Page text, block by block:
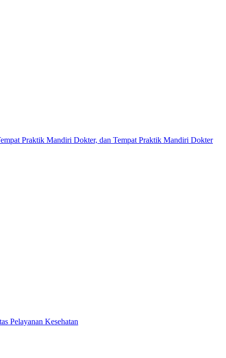
Praktik Mandiri Dokter, dan Tempat Praktik Mandiri Dokter
Pelayanan Kesehatan